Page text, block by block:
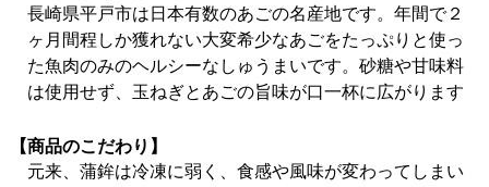
長崎県平戸市は日本有数のあごの名産地です。年間で２
ヶ月間程しか獲れない大変希少なあごをたっぷりと使っ
た魚肉のみのヘルシーなしゅうまいです。砂糖や甘味料
は使用せず、玉ねぎとあごの旨味が口一杯に広がります
【商品のこだわり】
元来、蒲鉾は冷凍に弱く、食感や風味が変わってしまい